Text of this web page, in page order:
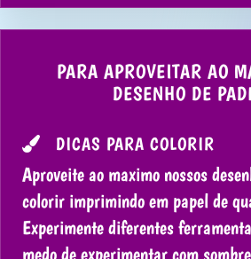
PARA APROVEITAR AO
DESENHO DE
DICAS PARA COLORIR
Aproveite ao maximo nossos
colorir imprimindo em papel de
Experimente diferentes
medo de experimentar com